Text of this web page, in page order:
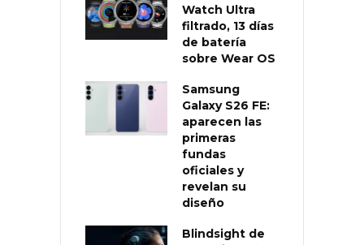
Watch Ultra
filtrado, 13 días
de batería
sobre Wear OS
Samsung
Galaxy S26 FE:
aparecen las
primeras
fundas
oficiales y
revelan su
diseño
Blindsight de